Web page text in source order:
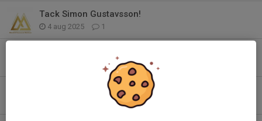
Tack Simon Gustavsson!
4 aug 2025 1
1
FASTIGHETSBYRÅN GIRLS CUP -25